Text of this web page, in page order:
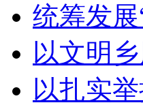
统筹发
以文明
以扎实